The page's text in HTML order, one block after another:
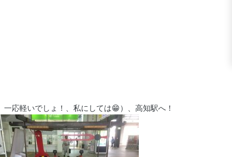
応軽いでしょ！、私にしては😁）、高知駅へ！